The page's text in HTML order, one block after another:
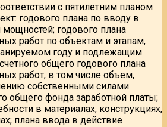
с пятилетним планом
годового плана по вводу в
годового плана
работ по объектам и этапам,
году и подлежащим
общего годового плана
работ, в том числе объем,
собственными силами
общего фонда заработной платы;
в материалах, конструкциях,
плана ввода в действие